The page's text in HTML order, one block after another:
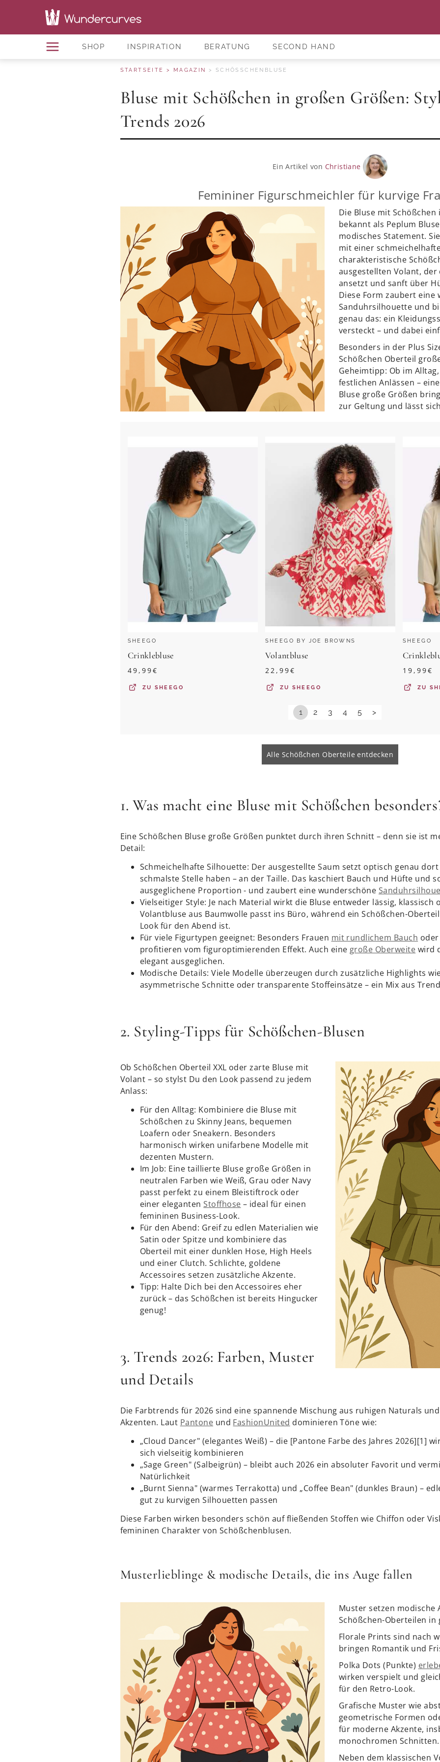
SHOP INSPIRATION BERATUNG SECOND HAND
STARTSEITE MAGAZIN SCHÖSSCHENBLUSE
Bluse mit Schößchen in großen Größen:
Trends 2026
Ein Artikel von Christiane
Femininer Figurschmeichler für kurvige
Die Bluse mit
bekannt als Peplum
modisches Statement.
mit einer
charakteristische
ausgestellten Volant,
ansetzt und sanft über
Diese Form zaubert eine
Sanduhrsilhouette und
genau das: ein
versteckt – und dabei
Besonders in der Plus
Schößchen Oberteil
Geheimtipp: Ob im
festlichen Anlässen –
Bluse große Größen
zur Geltung und lässt
SHEEGO
Crinklebluse
49,99€
ZU SHEEGO
SHEEGO BY JOE BROWNS
Volantbluse
22,99€
ZU SHEEGO
SHEEGO
19,99€
ZU
1 2 3 4 5 >
Alle Schößchen Oberteile entdecken
1. Was macht eine Bluse mit Schößchen
Eine Schößchen Bluse große Größen punktet durch ihren Schnitt – denn sie ist
Detail:
Schmeichelhafte Silhouette: Der ausgestellte Saum setzt optisch genau
schmalste Stelle haben – an der Taille. Das kaschiert Bauch und Hüfte und
ausgeglichene Proportion - und zaubert eine wunderschöne
Vielseitiger Style: Je nach Material wirkt die Bluse entweder lässig, klassisch
Volantbluse aus Baumwolle passt ins Büro, während ein Schößchen-
Look für den Abend ist.
Für viele Figurtypen geeignet: Besonders Frauen mit rundlichem Bauch
profitieren vom figuroptimierenden Effekt. Auch eine große Oberweite wird
elegant ausgeglichen.
Modische Details: Viele Modelle überzeugen durch zusätzliche Highlights
asymmetrische Schnitte oder transparente Stoffeinsätze – ein Mix aus
2. Styling-Tipps für Schößchen-Blusen
Ob Schößchen Oberteil XXL oder zarte Bluse mit
Volant – so stylst Du den Look passend zu jedem
Anlass:
Für den Alltag: Kombiniere die Bluse mit
Schößchen zu Skinny Jeans, bequemen
Loafern oder Sneakern. Besonders
harmonisch wirken unifarbene Modelle mit
dezenten Mustern.
Im Job: Eine taillierte Bluse große Größen in
neutralen Farben wie Weiß, Grau oder Navy
passt perfekt zu einem Bleistiftrock oder
einer eleganten Stoffhose – ideal für einen
femininen Business-Look.
Für den Abend: Greif zu edlen Materialien wie
Satin oder Spitze und kombiniere das
Oberteil mit einer dunklen Hose, High Heels
und einer Clutch. Schlichte, goldene
Accessoires setzen zusätzliche Akzente.
Tipp: Halte Dich bei den Accessoires eher
zurück – das Schößchen ist bereits Hingucker
genug!
3. Trends 2026: Farben, Muster
und Details
Die Farbtrends für 2026 sind eine spannende Mischung aus ruhigen Naturals
Akzenten. Laut Pantone und FashionUnited dominieren Töne wie:
„Cloud Dancer" (elegantes Weiß) – die [Pantone Farbe des Jahres 2026][1]
sich vielseitig kombinieren
„Sage Green" (Salbeigrün) – bleibt auch 2026 ein absoluter Favorit und
Natürlichkeit
„Burnt Sienna" (warmes Terrakotta) und „Coffee Bean" (dunkles Braun) –
gut zu kurvigen Silhouetten passen
Diese Farben wirken besonders schön auf fließenden Stoffen wie Chiffon oder
femininen Charakter von Schößchenblusen.
Musterlieblinge & modische Details, die ins Auge fallen
Muster setzen modische
Schößchen-Oberteilen in
Florale Prints sind nach
bringen Romantik und
Polka Dots (Punkte)
wirken verspielt und
für den Retro-Look.
Grafische Muster wie
geometrische Formen
für moderne Akzente,
monochromen Schnitten.
Neben dem klassischen